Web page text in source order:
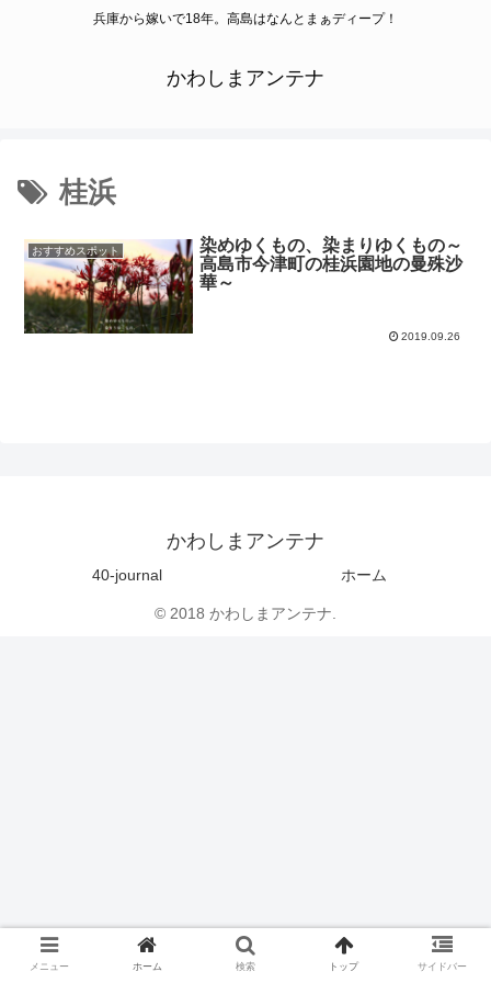
兵庫から嫁いで18年。高島はなんとまぁディープ！
かわしまアンテナ
桂浜
おすすめスポット
染めゆくもの、染まりゆくもの～
高島市今津町の桂浜園地の曼殊沙
華～
2019.09.26
かわしまアンテナ
40-journal ホーム
© 2018 かわしまアンテナ.
メニュー ホーム 検索 トップ サイドバー